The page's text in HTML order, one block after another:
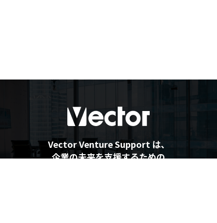
Vector Venture Support は、
企業の未来を支援するための